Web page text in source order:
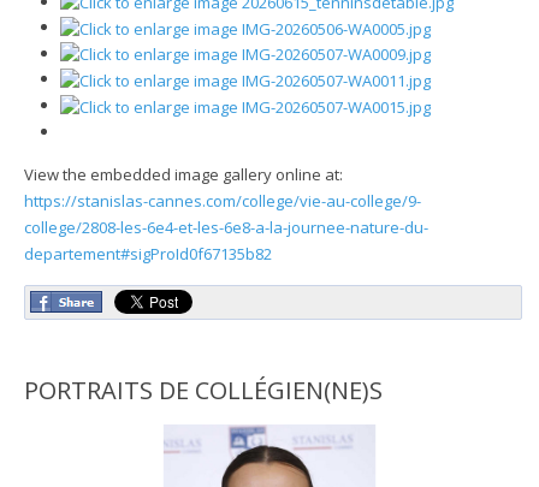
View the embedded image gallery online at:
https://stanislas-cannes.com/college/vie-au-college/9-
college/2808-les-6e4-et-les-6e8-a-la-journee-nature-du-
departement#sigProId0f67135b82
PORTRAITS DE COLLÉGIEN(NE)S